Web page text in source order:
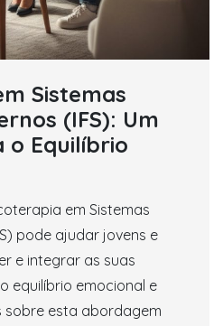
Sistemas
(IFS): Um
o Equilíbrio
em Sistemas
pode ajudar jovens e
e integrar as suas
equilíbrio emocional e
sobre esta abordagem